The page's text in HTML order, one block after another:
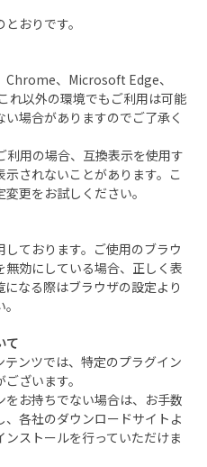
おりです。
Chrome、Microsoft Edge、
れ以外の環境でもご利用は可能
場合がありますのでご了承く
用の場合、互換表示を使用す
されないことがあります。こ
更をお試しください。
ております。ご使用のブラウ
効にしている場合、正しく表
なる際はブラウザの設定より
て
ンツでは、特定のプラグイン
ざいます。
お持ちでない場合は、お手数
各社のダウンロードサイトよ
ストールを行っていただけま